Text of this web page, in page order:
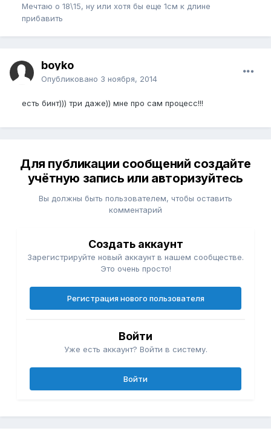
Мечтаю о 18\15, ну или хотя бы еще 1см к длине
прибавить
boyko
Опубликовано 3 ноября, 2014
есть бинт))) три даже)) мне про сам процесс!!!
Для публикации сообщений создайте
учётную запись или авторизуйтесь
Вы должны быть пользователем, чтобы оставить
комментарий
Создать аккаунт
Зарегистрируйте новый аккаунт в нашем сообществе.
Это очень просто!
Регистрация нового пользователя
Войти
Уже есть аккаунт? Войти в систему.
Войти